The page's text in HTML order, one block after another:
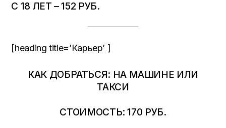
С 18 ЛЕТ – 152 РУБ.
[heading title=’Карьер’ ]
КАК ДОБРАТЬСЯ: НА МАШИНЕ ИЛИ
ТАКСИ
СТОИМОСТЬ: 170 РУБ.